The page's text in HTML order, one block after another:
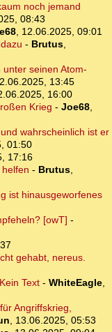
noch jemand
08:43
, 12.06.2025, 09:01
- Brutus,
seinen Atom-
13:45
16:00
Krieg - Joe68,
wahrscheinlich ist er
01:50
17:16
- Brutus,
ist hinausgeworfenes
[owT] -
gehabt, nereus.
Text- WhiteEagle,
Angriffskrieg,
, 13.06.2025, 05:53